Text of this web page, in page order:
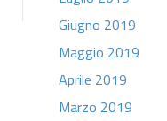
Giugno 2019
Maggio 2019
Aprile 2019
Marzo 2019